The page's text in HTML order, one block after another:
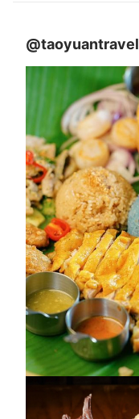
@taoyuantravel